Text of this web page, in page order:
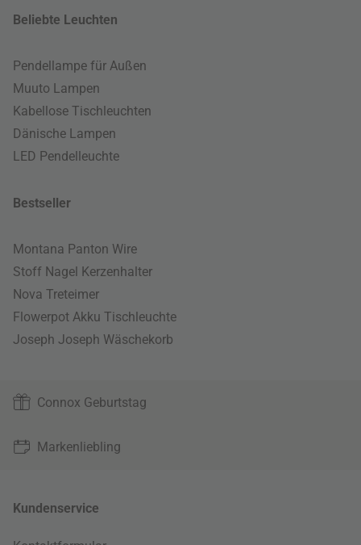
Beliebte Leuchten
Pendellampe für Außen
Muuto Lampen
Kabellose Tischleuchten
Dänische Lampen
LED Pendelleuchte
Bestseller
Montana Panton Wire
Stoff Nagel Kerzenhalter
Nova Treteimer
Flowerpot Akku Tischleuchte
Joseph Joseph Wäschekorb
Connox Geburtstag
Markenliebling
Kundenservice